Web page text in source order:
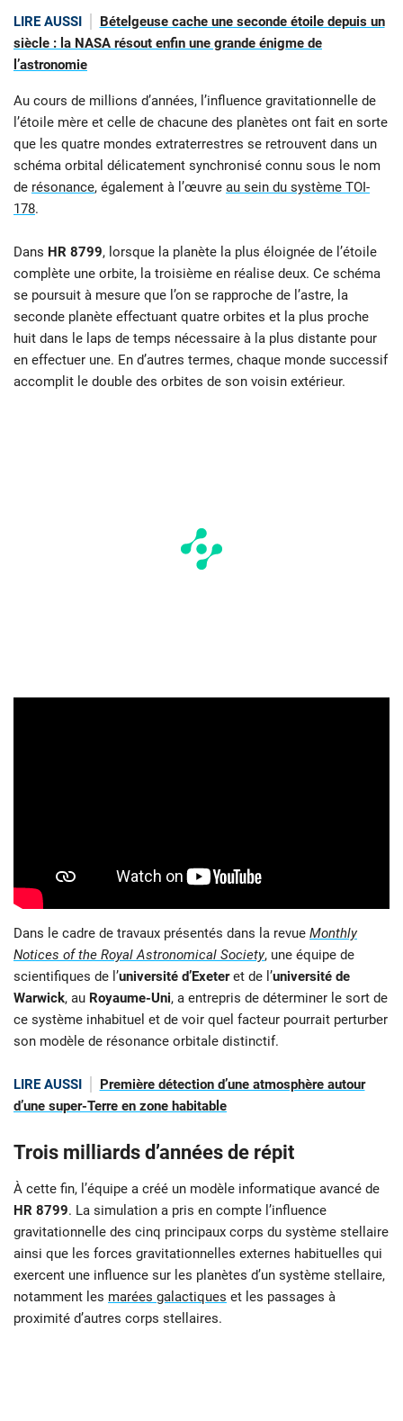
LIRE AUSSI
Bételgeuse cache une seconde étoile depuis un
siècle : la NASA résout enfin une grande énigme de
l’astronomie
Au cours de millions d’années, l’influence gravitationnelle de
l’étoile mère et celle de chacune des planètes ont fait en sorte
que les quatre mondes extraterrestres se retrouvent dans un
schéma orbital délicatement synchronisé connu sous le nom
de résonance, également à l’œuvre au sein du système TOI-
178.
Dans HR 8799, lorsque la planète la plus éloignée de l’étoile
complète une orbite, la troisième en réalise deux. Ce schéma
se poursuit à mesure que l’on se rapproche de l’astre, la
seconde planète effectuant quatre orbites et la plus proche
huit dans le laps de temps nécessaire à la plus distante pour
en effectuer une. En d’autres termes, chaque monde successif
accomplit le double des orbites de son voisin extérieur.
Dans le cadre de travaux présentés dans la revue Monthly
Notices of the Royal Astronomical Society, une équipe de
scientifiques de l’université d’Exeteret de l’université de
Warwick, au Royaume-Uni, a entrepris de déterminer le sort de
ce système inhabituel et de voir quel facteur pourrait perturber
son modèle de résonance orbitale distinctif.
LIRE AUSSI
Première détection d’une atmosphère autour
d’une super-Terre en zone habitable
Trois milliards d’années de répit
À cette fin, l’équipe a créé un modèle informatique avancé de
HR 8799. La simulation a pris en compte l’influence
gravitationnelle des cinq principaux corps du système stellaire
ainsi que les forces gravitationnelles externes habituelles qui
exercent une influence sur les planètes d’un système stellaire,
notamment les marées galactiques et les passages à
proximité d’autres corps stellaires.